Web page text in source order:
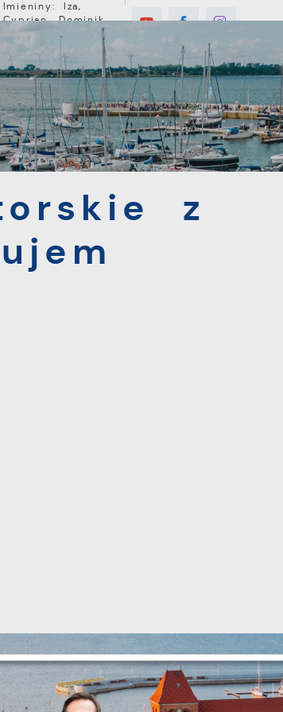
Imieniny: Iza,
Cyprian, Dominik
MIESZKANIEC TURYSTYKA
z Danielem Kocujem
z
Twoją prywatność. Możesz zmienić
lub zaakceptować je wszystkie. W
możesz dokonać zmiany swoich